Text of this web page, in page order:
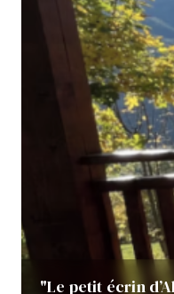
"Le petit écrin